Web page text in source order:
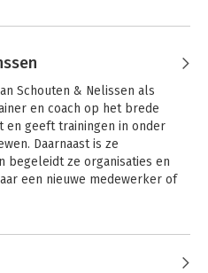
Schouten & Nelissen als
en coach op het brede
en geeft trainingen in onder
Daarnaast is ze
begeleidt ze organisaties en
een nieuwe medewerker of
Marjo